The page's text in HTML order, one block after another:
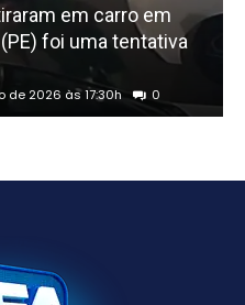
em carro em
foi uma tentativa
de 2026 às 17:30h 0